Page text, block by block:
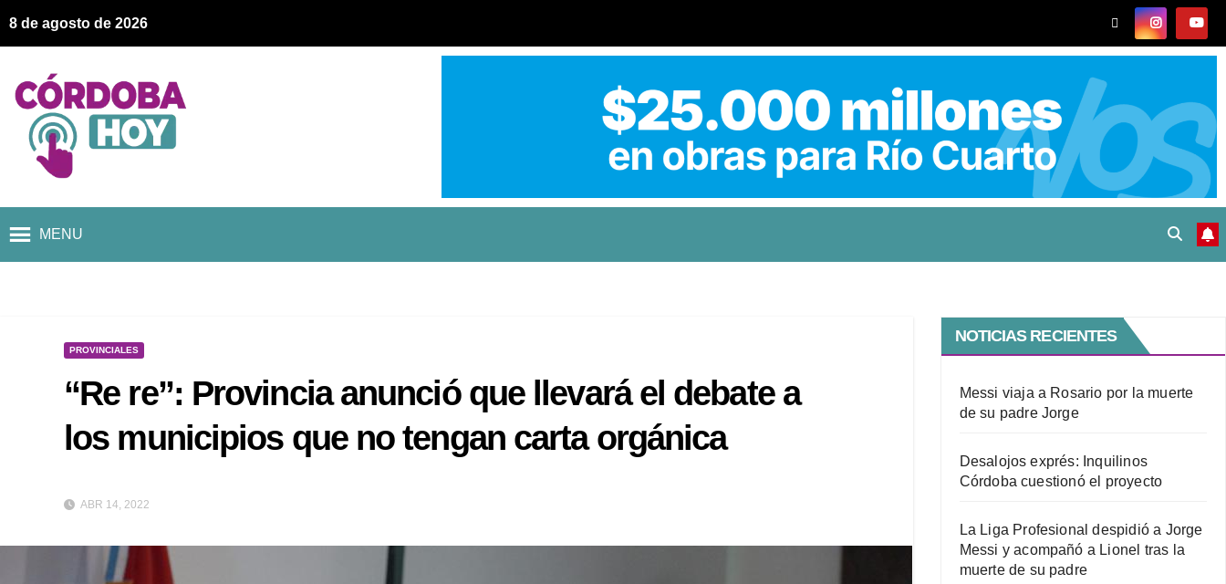
8 de agosto de 2026
MENU
PROVINCIALES
“Re re”: Provincia anunció que llevará el debate a
los municipios que no tengan carta orgánica
ABR 14, 2022
NOTICIAS RECIENTES
Messi viaja a Rosario por la muerte
de su padre Jorge
Desalojos exprés: Inquilinos
Córdoba cuestionó el proyecto
La Liga Profesional despidió a Jorge
Messi y acompañó a Lionel tras la
muerte de su padre